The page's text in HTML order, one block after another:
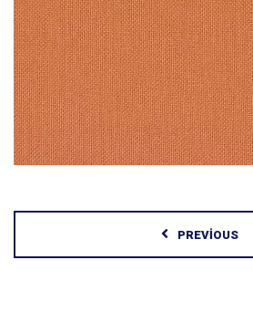
PREVIOUS